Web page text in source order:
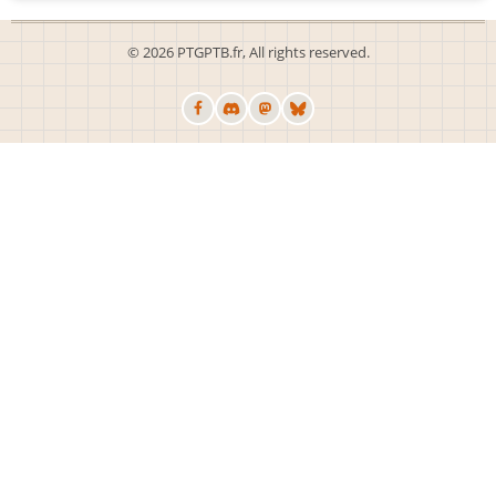
© 2026 PTGPTB.fr, All rights reserved.